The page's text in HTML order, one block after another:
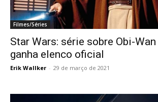
Filmes/Séries
Star Wars: série sobre Obi-
ganha elenco oficial
Erik Wallker - 29 de março de 2021